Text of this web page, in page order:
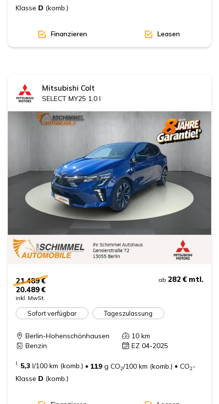
Klasse D (komb.)
Finanzieren Leasen
Mitsubishi Colt
SELECT MY25 1,0 l
21.489 €
20.489 €
inkl. MwSt.
ab 282 € mtl.
Sofort verfügbar Tageszulassung
Berlin-Hohenschönhausen 10 km
Benzin
EZ 04-2025
I. 5,3 l/100 km (komb.) • 119 g CO2/100 km (komb.) • CO2-
Klasse D (komb.)